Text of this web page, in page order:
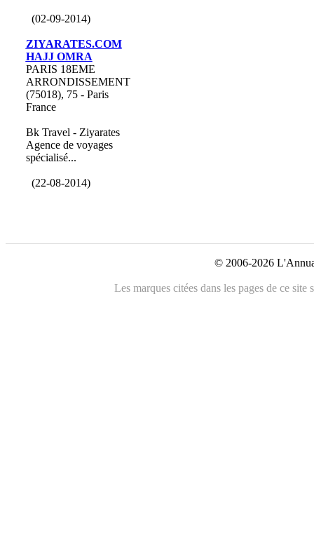
(02-09-2014)
ZIYARATES.COM
HAJJ OMRA
PARIS 18EME
ARRONDISSEMENT
(75018), 75 - Paris
France
Bk Travel - Ziyarates
Agence de voyages
spécialisé...
(22-08-2014)
© 2006-2026
Les marques citées dans les pages de ce